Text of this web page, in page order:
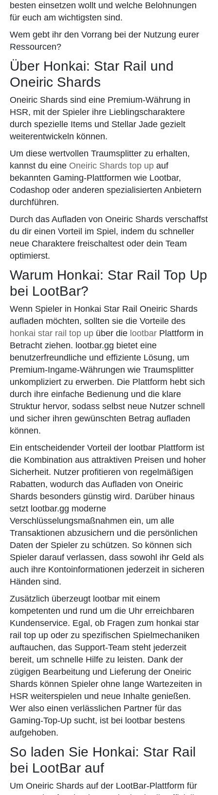
besten einsetzen wollt und welche Belohnungen
für euch am wichtigsten sind.
Wem gebt ihr den Vorrang bei der Nutzung eurer
Ressourcen?
Über Honkai: Star Rail und
Oneiric Shards
Oneiric Shards sind eine Premium-Währung in
HSR, mit der Spieler ihre Lieblingscharaktere
durch spezielle Items und Stellar Jade gezielt
weiterentwickeln können.
Um diese wertvollen Traumsplitter zu erhalten,
kannst du eine Oneiric Shards top up auf
bekannten Gaming-Plattformen wie Lootbar,
Codashop oder anderen spezialisierten Anbietern
durchführen.
Durch das Aufladen von Oneiric Shards verschaffst
du dir einen Vorteil im Spiel, indem du schneller
neue Charaktere freischaltest oder dein Team
optimierst.
Warum Honkai: Star Rail Top Up
bei LootBar?
Wenn Spieler in Honkai Star Rail Oneiric Shards
aufladen möchten, sollten sie die Vorteile des
honkai star rail top up über die lootbar Plattform in
Betracht ziehen. lootbar.gg bietet eine
benutzerfreundliche und effiziente Lösung, um
Premium-Ingame-Währungen wie Traumsplitter
unkompliziert zu erwerben. Die Plattform hebt sich
durch ihre einfache Bedienung und die klare
Struktur hervor, sodass selbst neue Nutzer schnell
und sicher ihren gewünschten Betrag aufladen
können.
Ein entscheidender Vorteil der lootbar Plattform ist
die Kombination aus attraktiven Preisen und hoher
Sicherheit. Nutzer profitieren von regelmäßigen
Rabatten, wodurch das Aufladen von Oneiric
Shards besonders günstig wird. Darüber hinaus
setzt lootbar.gg moderne
Verschlüsselungsmaßnahmen ein, um alle
Transaktionen abzusichern und die persönlichen
Daten der Spieler zu schützen. So können sich
Spieler darauf verlassen, dass sowohl ihr Geld als
auch ihre Kontoinformationen jederzeit in sicheren
Händen sind.
Zusätzlich überzeugt lootbar mit einem
kompetenten und rund um die Uhr erreichbaren
Kundenservice. Egal, ob Fragen zum honkai star
rail top up oder zu spezifischen Spielmechaniken
auftauchen, das Support-Team steht jederzeit
bereit, um schnelle Hilfe zu leisten. Dank der
zügigen Bearbeitung und Lieferung der Oneiric
Shards können Spieler ohne lange Wartezeiten in
HSR weiterspielen und neue Inhalte genießen.
Wer also einen verlässlichen Partner für das
Gaming-Top-Up sucht, ist bei lootbar bestens
aufgehoben.
So laden Sie Honkai: Star Rail
bei LootBar auf
Um Oneiric Shards auf der LootBar-Plattform für